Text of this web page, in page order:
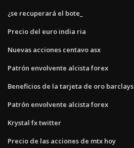
¿se recuperará el bote_
Precio del euro india ria
Nuevas acciones centavo asx
Patrón envolvente alcista forex
Beneficios de la tarjeta de oro barclays
Patrón envolvente alcista forex
Krystal fx twitter
Precio de las acciones de mtx hoy